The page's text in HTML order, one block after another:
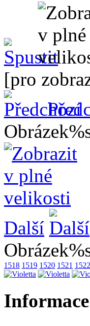
[pro
Další
1518 1519 1520 1521 1522